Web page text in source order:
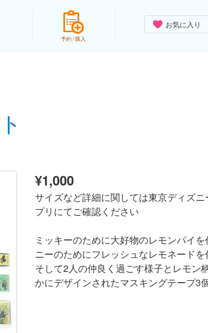
お気に入り
予約 / 購入
¥1,000
サイズなど詳細に関しては東京ディズ
プリにてご確認ください
ミッキーのために大好物のレモンパイを
ニーのためにフレッシュなレモネードを
そして2人の仲良く過ごす様子とレモン
かにデザインされたマスキングテープ3